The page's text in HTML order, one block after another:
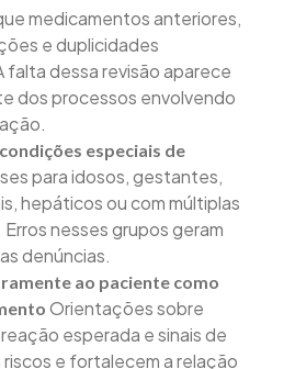
medicamentos anteriores,
e duplicidades
falta dessa revisão aparece
dos processos envolvendo
especiais de
para idosos, gestantes,
hepáticos ou com múltiplas
nesses grupos geram
denúncias.
ao paciente como
Orientações sobre
esperada e sinais de
e fortalecem a relação